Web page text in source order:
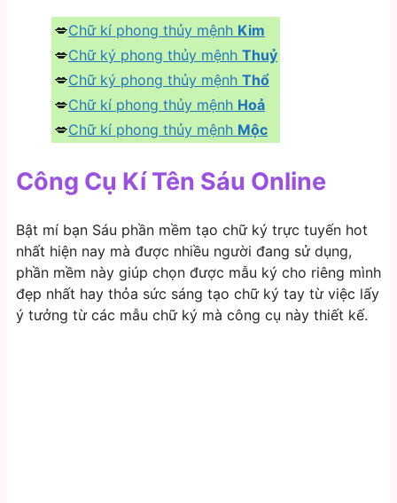
️💋Chữ kí phong thủy mệnh Kim
️💋Chữ ký phong thủy mệnh Thuỷ
💋Chữ ký phong thủy mệnh Thổ
️💋Chữ kí phong thủy mệnh Hoả
💋Chữ kí phong thủy mệnh Mộc
Công Cụ Kí Tên Sáu Online
Bật mí bạn Sáu phần mềm tạo chữ ký trực tuyến hot
nhất hiện nay mà được nhiều người đang sử dụng,
phần mềm này giúp chọn được mẫu ký cho riêng mình
đẹp nhất hay thỏa sức sáng tạo chữ ký tay từ việc lấy
ý tưởng từ các mẫu chữ ký mà công cụ này thiết kế.